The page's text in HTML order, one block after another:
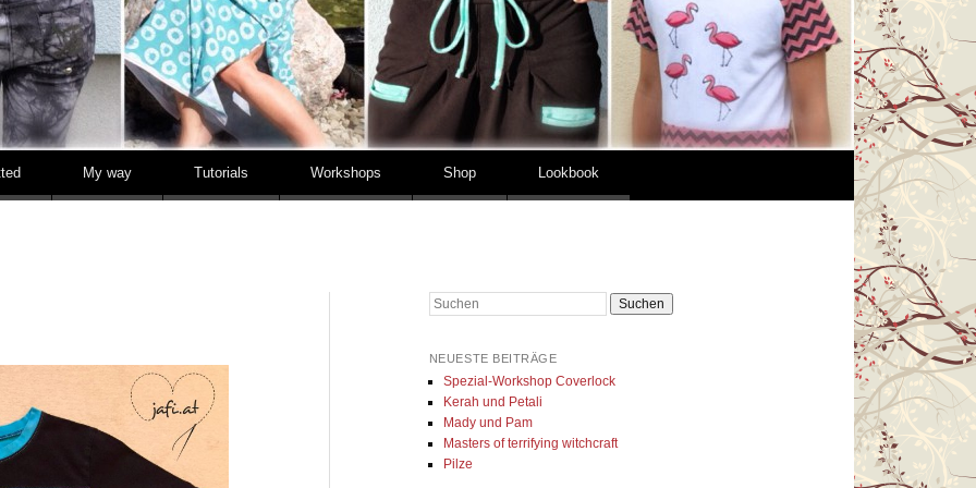
My way Tutorials Workshops Shop Lookbook
Suchen
NEUESTE BEITRÄGE
Spezial-Workshop Coverlock
Kerah und Petali
Mady und Pam
Masters of terrifying witchcraft
Pilze